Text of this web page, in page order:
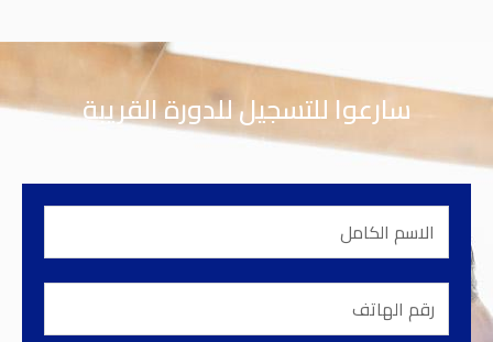
سارعوا للتسجيل للدورة القريبة
الاسم
رقم
الهاتف